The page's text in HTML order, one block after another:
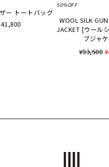
ー トートバッグ
50%OFF
WOOL SILK
JACKET [ウール
ブジャ
¥93,500